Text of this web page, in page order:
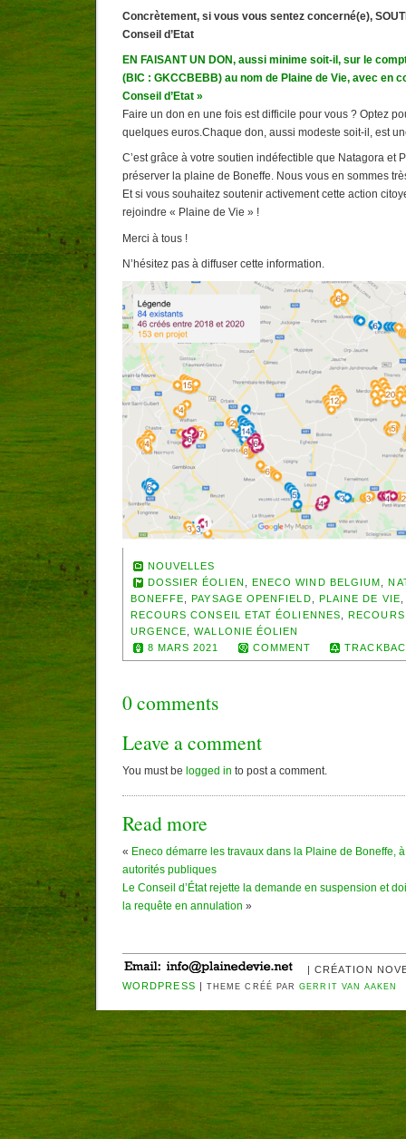
Concrètement, si vous vous sentez concerné(e),
Conseil d’Etat
EN FAISANT UN DON, aussi minime soit-il, sur le
(BIC : GKCCBEBB) au nom de Plaine de Vie, avec en
Conseil d’Etat »
Faire un don en une fois est difficile pour vous ? Optez
quelques euros.Chaque don, aussi modeste soit-il, est
C’est grâce à votre soutien indéfectible que Natagora et
préserver la plaine de Boneffe. Nous vous en sommes
Et si vous souhaitez soutenir activement cette action
rejoindre « Plaine de Vie » !
Merci à tous !
N’hésitez pas à diffuser cette information.
NOUVELLES
DOSSIER ÉOLIEN
ENECO WIND BELGIUM ,
BONEFFE ,PAYSAGE OPENFIELD PLAINE DE VIE
RECOURS CONSEIL ETAT ÉOLIENNES ,
URGENCE ,WALLONIE ÉOLIEN
8 MARS 2021
COMMENT
0 comments
Leave a comment
You must be logged in to post a comment.
Read more
« Eneco démarre les travaux dans la Plaine de Boneffe,
autorités publiques
Le Conseil d’État rejette la demande en suspension et
la requête en annulation »
| CRÉATION
WORDPRESS | THEME CRÉÉ PARGERRIT VAN AAKEN